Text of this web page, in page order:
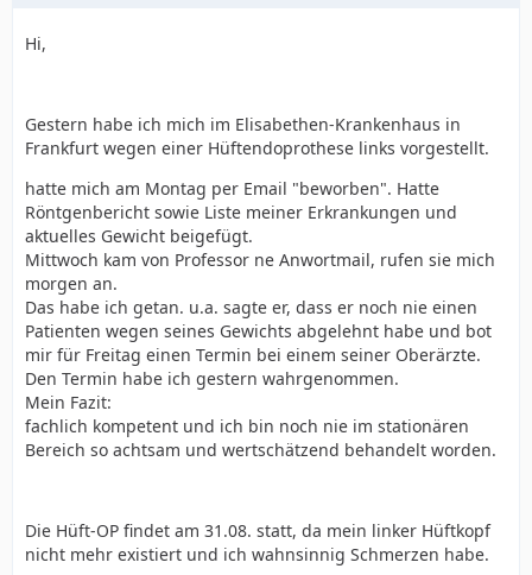
Hi,
Gestern habe ich mich im Elisabethen-Krankenhaus in
Frankfurt wegen einer Hüftendoprothese links vorgestellt.
hatte mich am Montag per Email "beworben". Hatte
Röntgenbericht sowie Liste meiner Erkrankungen und
aktuelles Gewicht beigefügt.
Mittwoch kam von Professor ne Anwortmail, rufen sie mich
morgen an.
Das habe ich getan. u.a. sagte er, dass er noch nie einen
Patienten wegen seines Gewichts abgelehnt habe und bot
mir für Freitag einen Termin bei einem seiner Oberärzte.
Den Termin habe ich gestern wahrgenommen.
Mein Fazit:
fachlich kompetent und ich bin noch nie im stationären
Bereich so achtsam und wertschätzend behandelt worden.
Die Hüft-OP findet am 31.08. statt, da mein linker Hüftkopf
nicht mehr existiert und ich wahnsinnig Schmerzen habe.